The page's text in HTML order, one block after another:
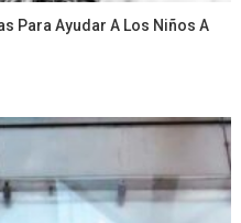
Para Ayudar A Los Niños A